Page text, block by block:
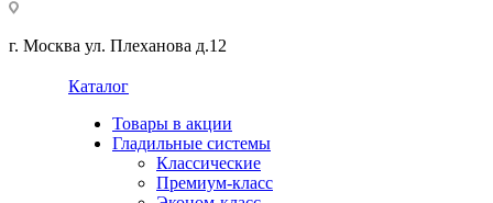
г. Москва ул. Плеханова д.12
Каталог
Товары в акции
Гладильные системы
Классические
Премиум-класс